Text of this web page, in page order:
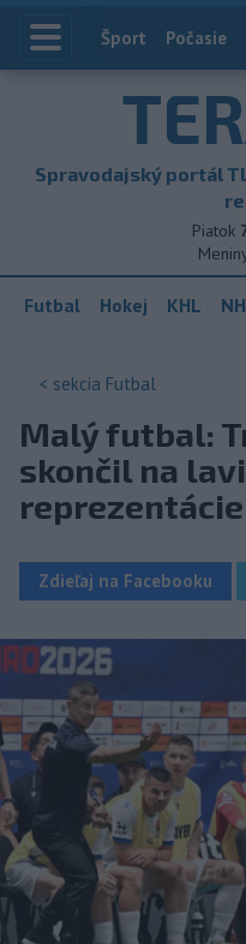
Index
Šport Počasie
Spravodajský portál
Piatok
Futbal Hokej KHL
< sekcia Futbal
Malý futbal:
skončil na
reprezentácie
Zdieľaj na Facebooku